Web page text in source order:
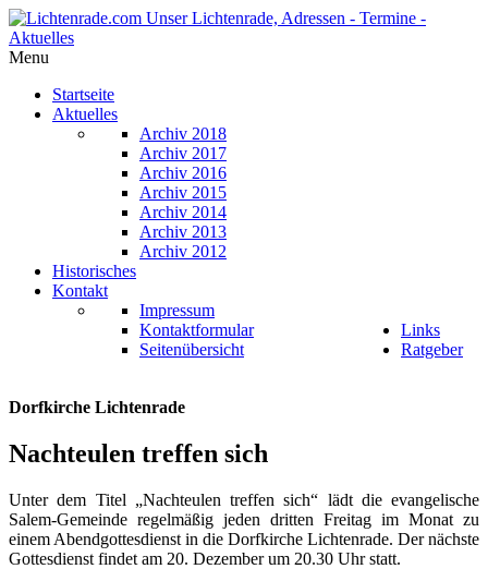
Menu
Startseite
Aktuelles
Archiv 2018
Archiv 2017
Archiv 2016
Archiv 2015
Archiv 2014
Archiv 2013
Archiv 2012
Historisches
Kontakt
Impressum
Kontaktformular
Seitenübersicht
Links
Ratgeber
Dorfkirche Lichtenrade
Nachteulen treffen sich
Unter dem Titel „Nachteulen treffen sich“ lädt die evangelische
Salem-Gemeinde regelmäßig jeden dritten Freitag im Monat zu
einem Abendgottesdienst in die Dorfkirche Lichtenrade. Der nächste
Gottesdienst findet am 20. Dezember um 20.30 Uhr statt.